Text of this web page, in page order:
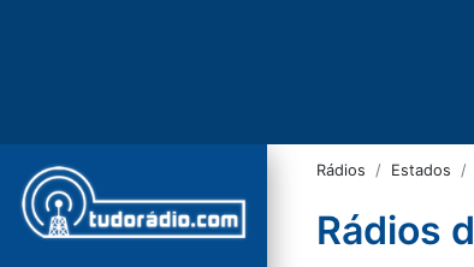
Rádios Estados
Rádios